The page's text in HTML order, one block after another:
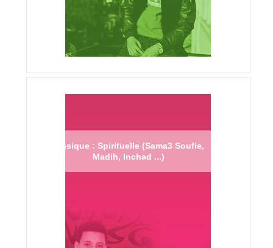
Musique : Spirituelle (Sama3 Soufie,
Madih, Inchad ...)